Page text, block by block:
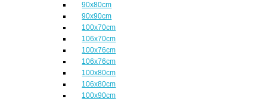
90x80cm
90x90cm
100x70cm
106x70cm
100x76cm
106x76cm
100x80cm
106x80cm
100x90cm